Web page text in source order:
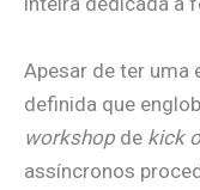
Apesar de ter uma
definida que
workshop de kick
assíncronos